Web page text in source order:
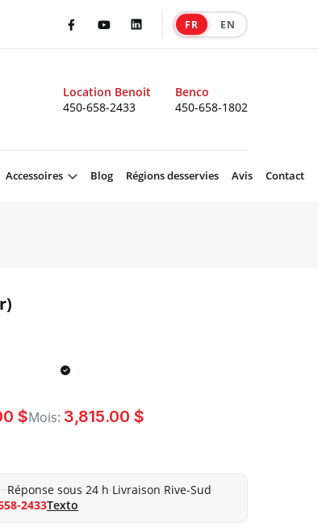
FacebookYoutubeLinkedIn FR | EN
Location Benoit
450-658-2433
Benco
450-658-1802
Accessoires Blog Régions desservies Avis Contact
$Mois: 3,815.00 $
··Réponse sous 24 h·Livraison Rive-Sud·
2433Texto